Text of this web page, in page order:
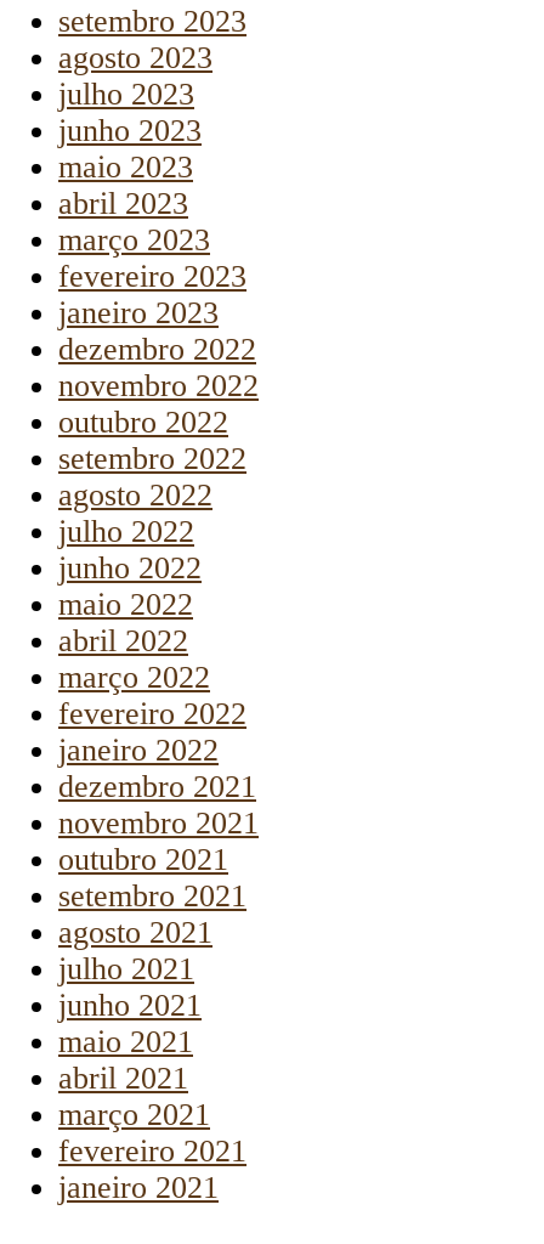
setembro 2023
agosto 2023
julho 2023
junho 2023
maio 2023
abril 2023
março 2023
fevereiro 2023
janeiro 2023
dezembro 2022
novembro 2022
outubro 2022
setembro 2022
agosto 2022
julho 2022
junho 2022
maio 2022
abril 2022
março 2022
fevereiro 2022
janeiro 2022
dezembro 2021
novembro 2021
outubro 2021
setembro 2021
agosto 2021
julho 2021
junho 2021
maio 2021
abril 2021
março 2021
fevereiro 2021
janeiro 2021